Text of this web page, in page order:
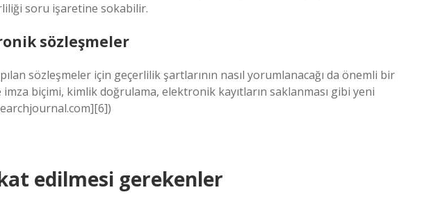
soru işaretine sokabilir.
sözleşmeler
sözleşmeler için geçerlilik şartlarının nasıl yorumlanacağı da önemli bir
biçimi, kimlik doğrulama, elektronik kayıtların saklanması gibi yeni
edilmesi gerekenler